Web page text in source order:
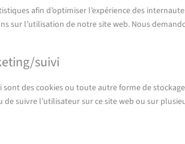
afin d’optimiser l’expérience des
sur l’utilisation de notre site web. Nous
suivi
des cookies ou toute autre forme de
de suivre l’utilisateur sur ce site web ou sur